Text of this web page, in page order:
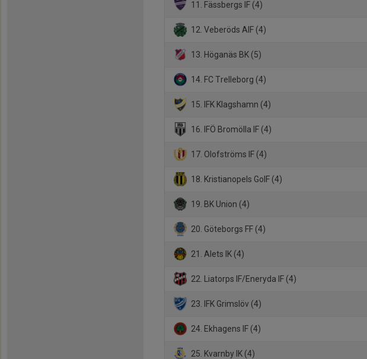
11. Fässbergs IF (4)
12. Veberöds AIF (4)
13. Höganäs BK (5)
14. FC Trelleborg (4)
15. IFK Klagshamn (4)
16. IFÖ Bromölla IF (4)
17. Olofströms IF (4)
18. Kristianopels GoIF (4)
19. BK Union (4)
20. Göteborgs FF (4)
21. Alets IK (4)
22. Liatorps IF/Eneryda IF (4)
23. IFK Grimslöv (4)
24. Ekhagens IF (4)
25. Kvarnby IK (4)